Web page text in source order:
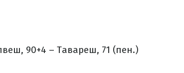
90+4 – Тавареш, 71 (пен.)